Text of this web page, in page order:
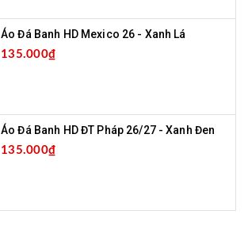
Áo Đá Banh HD Mexico 26 - Xanh Lá
135.000₫
Áo Đá Banh HD ĐT Pháp 26/27 - Xanh Đen
135.000₫